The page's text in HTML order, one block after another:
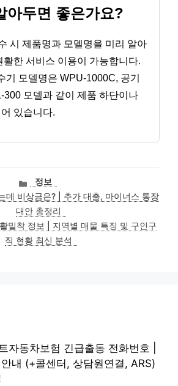
아두면 좋은가요?
시 제품명과 모델명을 미리 알아
활한 서비스 이용이 가능합니다.
기 모델명은 WPU-1000C, 공기
300 모델과 같이 제품 하단이나
있습니다.
카
테
고
리
정보
데 비상금은? | 추가 대출, 마이너스 통장
대안 총정리
밀착 정보 | 지역별 매물 특징 및 구인구
직 현황 최신 분석
자동차보험 긴급출동 전화번호 |
내 (+콜센터, 상담원연결, ARS)